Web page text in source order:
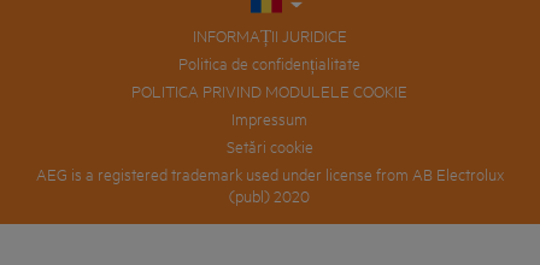
INFORMAȚII JURIDICE
Politica de confidențialitate
POLITICA PRIVIND MODULELE COOKIE
Impressum
Setări cookie
AEG is a registered trademark used under license from AB Electrolux
(publ) 2020